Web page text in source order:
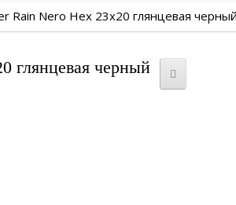
Rain Nero Hex 23x20 глянцевая черный
глянцевая черный